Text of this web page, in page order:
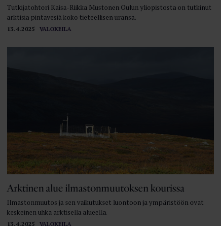
13.4.2025 VALOKEILA
Tutkijatohtori Kaisa-Riikka Mustonen Oulun yliopistosta on tutkinut
arktisia pintavesiä koko tieteellisen uransa.
13.4.2025 VALOKEILA
Arktinen alue ilmastonmuutoksen kourissa
Ilmastonmuutos ja sen vaikutukset luontoon ja ympäristöön ovat
keskeinen uhka arktisella alueella.